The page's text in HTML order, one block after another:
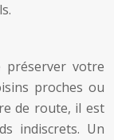
préserver votre
proches ou
de route, il est
indiscrets. Un